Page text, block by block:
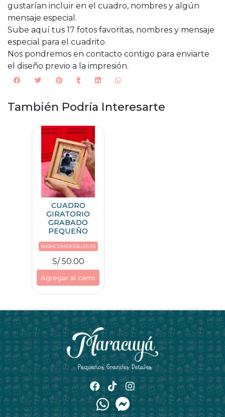
gustarían incluir en el cuadro, nombres y algún
mensaje especial.
Sube aquí tus 17 fotos favoritas, nombres y mensaje
especial para el cuadrito.
Nos pondremos en contacto contigo para enviarte
el diseño previo a la impresión.
También Podría Interesarte
CUADRO
GIRATORIO
GRABADO
PEQUEÑO
MARACUYADETALLES.PE
S/ 50.00
Agregar al carro